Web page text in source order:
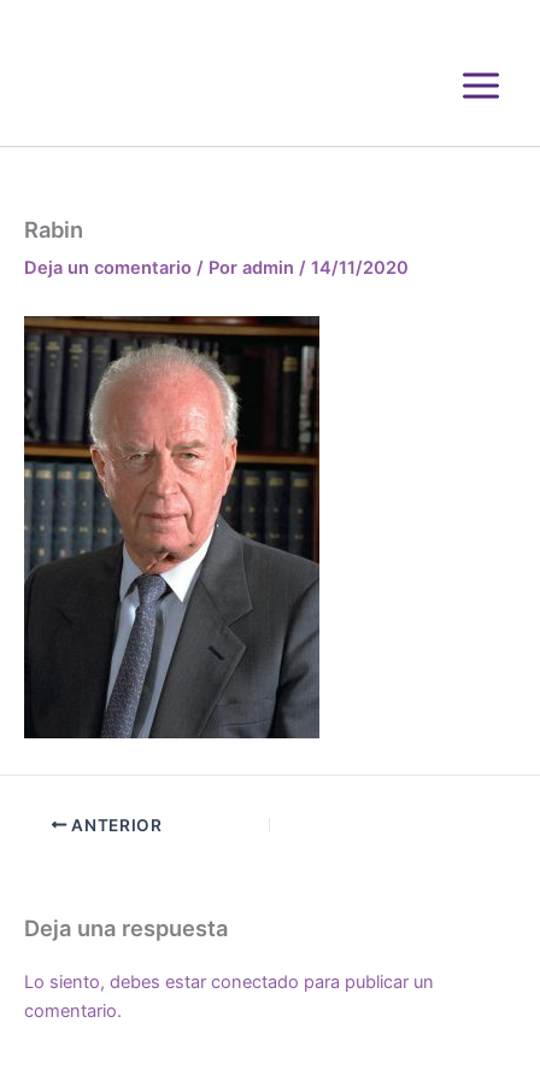
Rabin
Deja un comentario / Por admin / 14/11/2020
ANTERIOR
Deja una respuesta
Lo siento, debes estar conectado para publicar un
comentario.